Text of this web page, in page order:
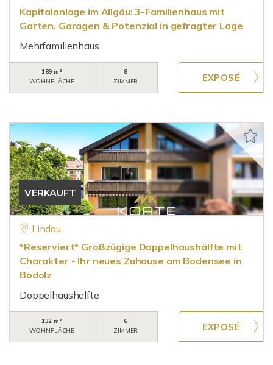
Kapitalanlage im Allgäu: 3-Familienhaus mit
Garten, Garagen & Potenzial in gefragter Lage
Mehrfamilienhaus
189 m²
WOHNFLÄCHE
8
ZIMMER
VERKAUFT
Lindau
*Reserviert* Großzügige Doppelhaushälfte mit
Charakter - Ihr neues Zuhause am Bodensee in
Bodolz
Doppelhaushälfte
132 m²
WOHNFLÄCHE
6
ZIMMER